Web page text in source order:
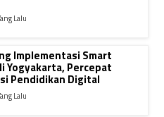
Lalu
Implementasi Smart
Yogyakarta, Percepat
Pendidikan Digital
Lalu